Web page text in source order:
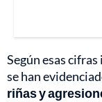
Según esas
se han
riñas y